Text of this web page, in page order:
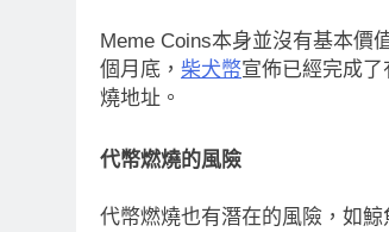
Meme Coins本身並沒有基本價
個月底， 柴犬幣宣佈已經完成
燒地址。
代幣燃燒的風險
代幣燃燒也有潛在的風險，如